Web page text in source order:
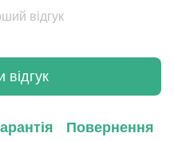
відгук
відгук
Повернення